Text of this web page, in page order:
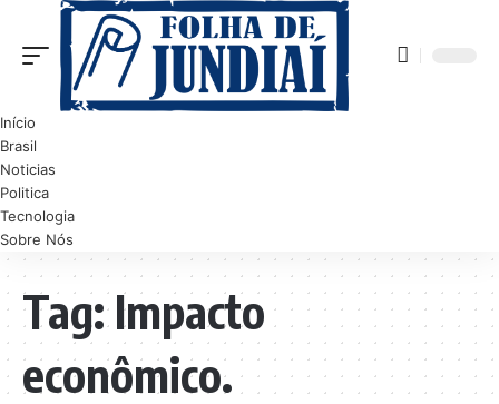
Início
Brasil
Noticias
Politica
Tecnologia
Sobre Nós
Tag:Impacto
econômico.